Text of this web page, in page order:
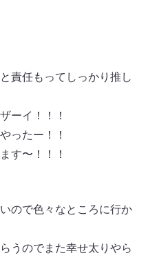
責任もってしっかり推し
ーイ！！！
ったー！！
す〜！！！
ので色々なところに行か
うのでまた幸せ太りやら